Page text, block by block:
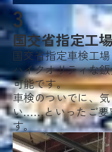
3
国交省指定工
国交省指定車検工
ハイクオリティな
可能です。
車検のついでに、
い……といったご要
す。